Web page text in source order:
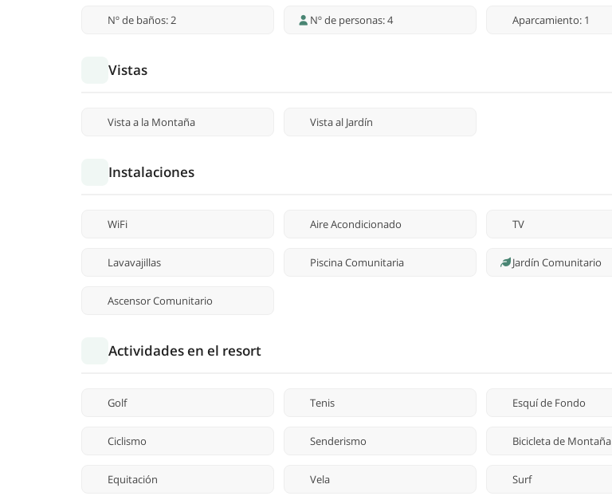
Nº de baños: 2 Nº de personas: 4 Aparcamiento: 1
Vistas
Vista a la Montaña Vista al Jardín
Instalaciones
WiFi Aire Acondicionado TV
Lavavajillas Piscina Comunitaria Jardín Comunitario
Ascensor Comunitario
Actividades en el resort
Golf Tenis Esquí de Fondo
Ciclismo Senderismo Bicicleta de Montaña
Equitación Vela Surf